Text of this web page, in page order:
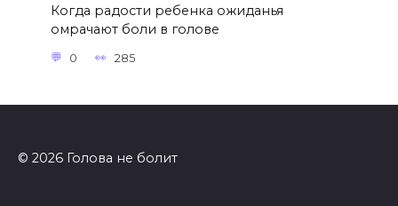
Когда радости ребенка ожиданья
омрачают боли в голове
0 285
© 2026 Голова не болит